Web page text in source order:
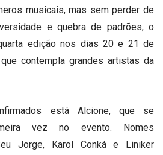
musicais, mas sem perder de
e quebra de padrões, o
edição nos dias 20 e 21 de
contempla grandes artistas da
está Alcione, que se
vez no evento. Nomes
Jorge, Karol Conká e Liniker